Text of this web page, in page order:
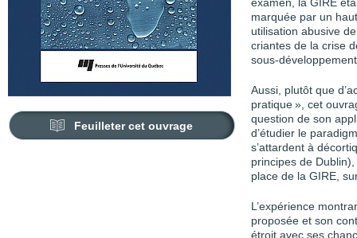
Feuilleter cet ouvrage
examen, la GIRE
marquée par un
utilisation abusive
criantes de la crise
sous-
Aussi, plutôt que
pratique », cet
question de son
d’étudier le
s’attardent à
principes de
place de la GIRE,
L’expérience
proposée et son
étroit avec ses